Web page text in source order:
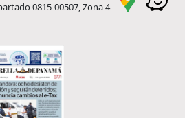
0815-00507, Zona 4